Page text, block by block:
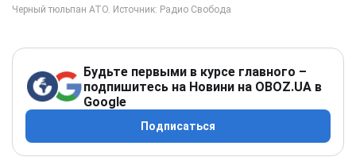
Будьте первыми в курсе главного –
подпишитесь на Новини на OBOZ.UA в
Google
Подписаться